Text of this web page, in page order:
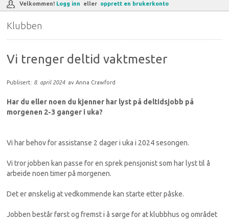
Velkommen! Logg inn eller opprett en brukerkonto
Klubben
Vi trenger deltid vaktmester
Publisert: 8. april 2024av Anna Crawford
Har du eller noen du kjenner har lyst på deltidsjobb på
morgenen 2-3 ganger i uka?
Vi har behov for assistanse 2 dager i uka i 2024 sesongen.
Vi tror jobben kan passe for en sprek pensjonist som har lyst til å
arbeide noen timer på morgenen.
Det er ønskelig at vedkommende kan starte etter påske.
Jobben består først og fremst i å sørge for at klubbhus og området